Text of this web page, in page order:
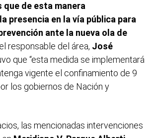
que de esta manera
presencia en la vía pública para
ante la nueva ola de
responsable del área, José
que “esta medida se implementará
vigente el confinamiento de 9
los gobiernos de Nación y
las mencionadas intervenciones